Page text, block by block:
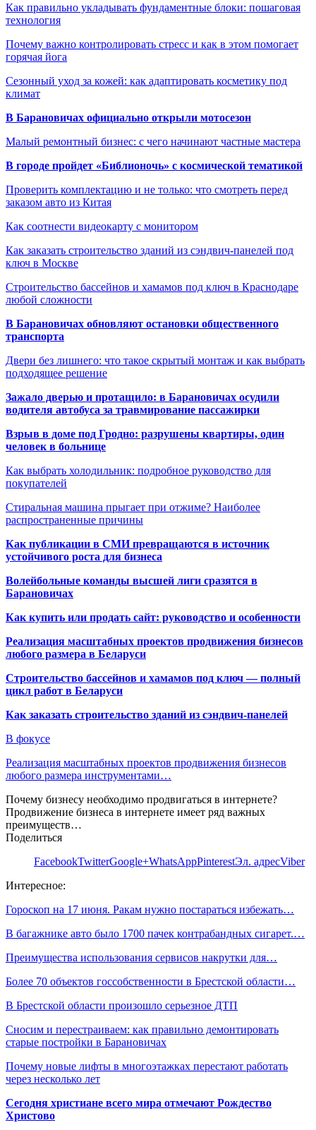
Как правильно укладывать фундаментные блоки: пошаговая
технология
Почему важно контролировать стресс и как в этом помогает
горячая йога
Сезонный уход за кожей: как адаптировать косметику под
климат
В Барановичах официально открыли мотосезон
Малый ремонтный бизнес: с чего начинают частные мастера
В городе пройдет «Библионочь» с космической тематикой
Проверить комплектацию и не только: что смотреть перед
заказом авто из Китая
Как соотнести видеокарту с монитором
Как заказать строительство зданий из сэндвич-панелей под
ключ в Москве
Строительство бассейнов и хамамов под ключ в Краснодаре
любой сложности
В Барановичах обновляют остановки общественного
транспорта
Двери без лишнего: что такое скрытый монтаж и как выбрать
подходящее решение
Зажало дверью и протащило: в Барановичах осудили
водителя автобуса за травмирование пассажирки
Взрыв в доме под Гродно: разрушены квартиры, один
человек в больнице
Как выбрать холодильник: подробное руководство для
покупателей
Стиральная машина прыгает при отжиме? Наиболее
распространенные причины
Как публикации в СМИ превращаются в источник
устойчивого роста для бизнеса
Волейбольные команды высшей лиги сразятся в
Барановичах
Как купить или продать сайт: руководство и особенности
Реализация масштабных проектов продвижения бизнесов
любого размера в Беларуси
Строительство бассейнов и хамамов под ключ — полный
цикл работ в Беларуси
Как заказать строительство зданий из сэндвич-панелей
В фокусе
Реализация масштабных проектов продвижения бизнесов
любого размера инструментами…
Почему бизнесу необходимо продвигаться в интернете?
Продвижение бизнеса в интернете имеет ряд важных
преимуществ…
Поделиться
FacebookTwitterGoogle+WhatsAppPinterestЭл. адресViber
Интересное:
Гороскоп на 17 июня. Ракам нужно постараться избежать…
В багажнике авто было 1700 пачек контрабандных сигарет.…
Преимущества использования сервисов накрутки для…
Более 70 объектов госсобственности в Брестской области…
В Брестской области произошло серьезное ДТП
Сносим и перестраиваем: как правильно демонтировать
старые постройки в Барановичах
Почему новые лифты в многоэтажках перестают работать
через несколько лет
Сегодня христиане всего мира отмечают Рождество
Христово